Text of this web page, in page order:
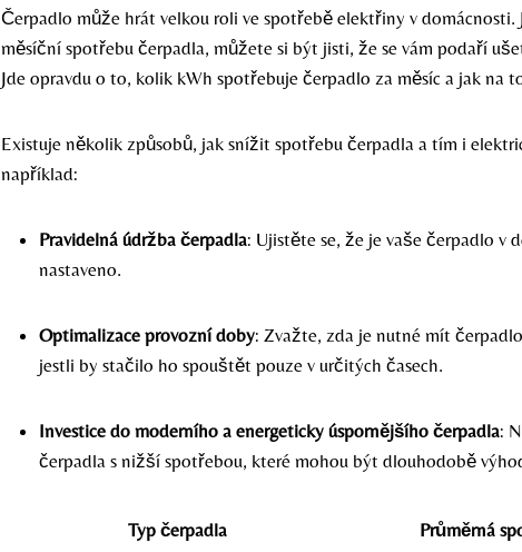
Čerpadlo může hrát velkou roli ve spotřebě elektřiny v domácnosti.
měsíční spotřebu čerpadla, můžete si být jisti, že se vám podaří
Jde opravdu o to, kolik kWh spotřebuje čerpadlo za měsíc a jak na
Existuje několik způsobů, jak snížit spotřebu čerpadla a tím i
například:
Pravidelná údržba čerpadla: Ujistěte se, že je vaše čerpadlo v
nastaveno.
Optimalizace provozní doby: Zvažte, zda je nutné mít
jestli by stačilo ho spouštět pouze v určitých časech.
Investice do moderního a energeticky úspornějšího čerpadla:
čerpadla s nižší spotřebou, které mohou být dlouhodobě
Typ čerpadla
Průměrná